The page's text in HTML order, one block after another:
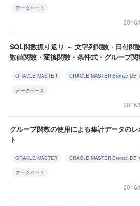
データベース
2016/
SQL関数振り返り ～ 文字列関数・日付関
数値関数・変換関数・条件式・グループ関
ORACLE MASTER ORACLE MASTER Bronze DB
データベース
2016/
グループ関数の使用による集計データのレ
ト
ORACLE MASTER ORACLE MASTER Bronze DB
データベース
2016/